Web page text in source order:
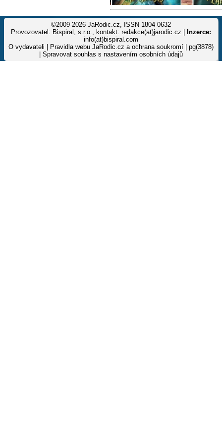
©2009-2026 JaRodic.cz, ISSN 1804-0632
Provozovatel: Bispiral, s.r.o., kontakt: redakce(at)jarodic.cz |
Inzerce:
info(at)bispiral.com
O vydavateli
Pravidla webu JaRodic.cz a ochrana soukromí | pg(3878)
Spravovat souhlas s nastavením osobních údajů